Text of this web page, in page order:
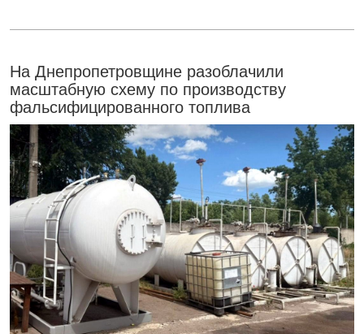
На Днепропетровщине разоблачили
масштабную схему по производству
фальсифицированного топлива